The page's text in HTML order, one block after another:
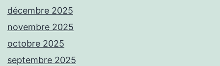
décembre 2025
novembre 2025
octobre 2025
septembre 2025